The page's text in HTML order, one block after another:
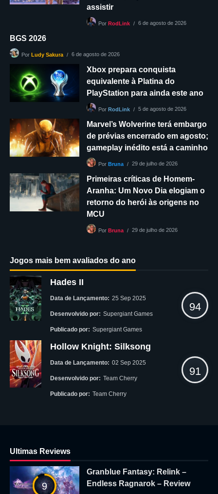
assistir
PorRodLink 6 de agosto de 2026
BGS 2026
PorLudy Sakura 6 de agosto de 2026
Xbox prepara conquista
equivalente à Platina do
PlayStation para ainda este ano
PorRodLink 5 de agosto de 2026
Marvel’s Wolverine terá embargo
de prévias encerrado em agosto;
gameplay inédito está a caminho
PorBruna 29 de julho de 2026
Primeiras críticas de Homem-
Aranha: Um Novo Dia elogiam o
retorno do herói às origens no
MCU
PorBruna 29 de julho de 2026
Jogos mais bem avaliados do ano
Hades II
Data de Lançamento: 25 Sep 2025
Desenvolvido por: Supergiant Games
Publicado por: Supergiant Games
94
Hollow Knight: Silksong
Data de Lançamento: 02 Sep 2025
Desenvolvido por: Team Cherry
Publicado por: Team Cherry
91
Ultimas Reviews
9
Granblue Fantasy: Relink –
Endless Ragnarok – Review